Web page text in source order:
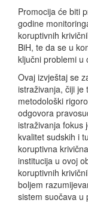
Promocija će biti
godine
koruptivnih
BiH, te da se u
ključni problemi u
Ovaj izvještaj se
istraživanja, čiji je
metodološki
odgovora
istraživanja fokus
kvalitet sudskih i
koruptivna
institucija u ovoj
koruptivnih
boljem
sistem suočava u